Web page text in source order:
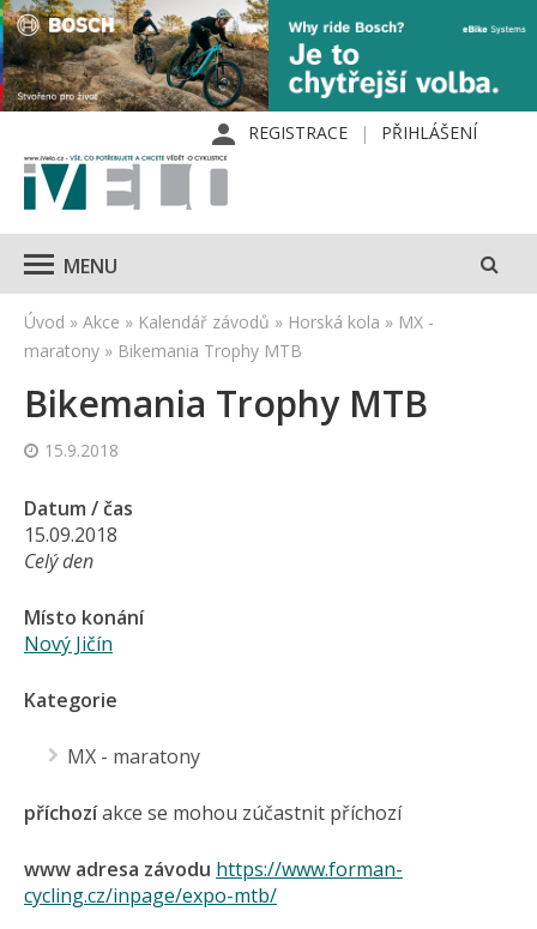
REGISTRACE PŘIHLÁŠENÍ
MENU
Úvod » Akce » Kalendář závodů » Horská kola » MX -
maratony » Bikemania Trophy MTB
Bikemania Trophy MTB
15.9.2018
Datum / čas
15.09.2018
Celý den
Místo konání
Nový Jičín
Kategorie
MX - maratony
příchozíakce se mohou zúčastnit příchozí
www adresa závodu https://www.forman-
cycling.cz/inpage/expo-mtb/